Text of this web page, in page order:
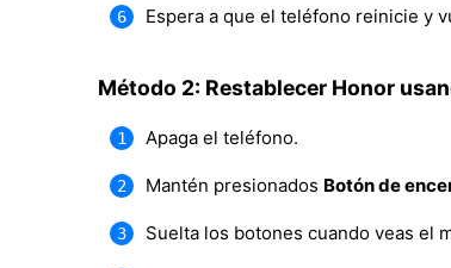
Espera a que el teléfono reinicie y
Método 2: Restablecer Honor
Apaga el teléfono.
Mantén presionados Botón de
Suelta los botones cuando veas el